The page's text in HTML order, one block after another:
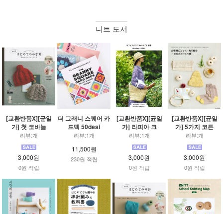
니트 도서
[교환반품X][균일
가] 첫 코바늘
리뷰:개
3,000원
0원 적립
더 그래니 스퀘어 카
드덱 50desi
리뷰:1개
11,500원
230원 적립
[교환반품X][균일
가] 라피아 크
리뷰:1개
3,000원
0원 적립
[교환반품X][균일
가] 5가지 코튼
리뷰:개
3,000원
0원 적립